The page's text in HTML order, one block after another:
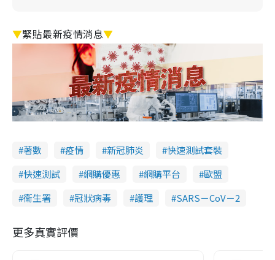
▼緊貼最新疫情消息▼
著數 疫情 新冠肺炎
快速測試套裝
快速測試
網購優惠 網購平台
歐盟
衞生署
冠狀病毒 護理 SARS－CoV－2
更多真實評價